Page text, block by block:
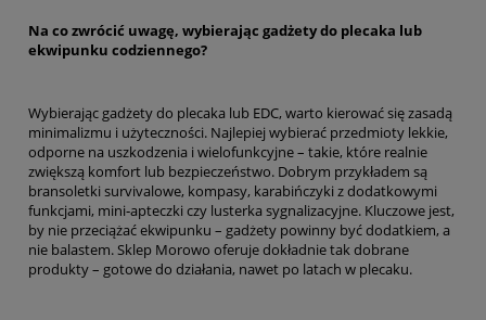
Na co zwrócić uwagę, wybierając gadżety do plecaka lub
ekwipunku codziennego?
Wybierając gadżety do plecaka lub EDC, warto kierować się zasadą
minimalizmu i użyteczności. Najlepiej wybierać przedmioty lekkie,
odporne na uszkodzenia i wielofunkcyjne – takie, które realnie
zwiększą komfort lub bezpieczeństwo. Dobrym przykładem są
bransoletki survivalowe, kompasy, karabińczyki z dodatkowymi
funkcjami, mini‑apteczki czy lusterka sygnalizacyjne. Kluczowe jest,
by nie przeciążać ekwipunku – gadżety powinny być dodatkiem, a
nie balastem. Sklep Morowo oferuje dokładnie tak dobrane
produkty – gotowe do działania, nawet po latach w plecaku.